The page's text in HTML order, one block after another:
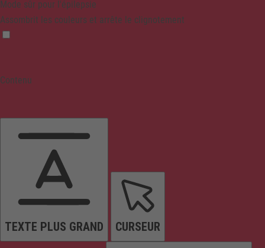
Mode sûr pour l'épilepsie
Assombrit les couleurs et arrête le clignotement
Contenu
TEXTE PLUS GRAND CURSEUR